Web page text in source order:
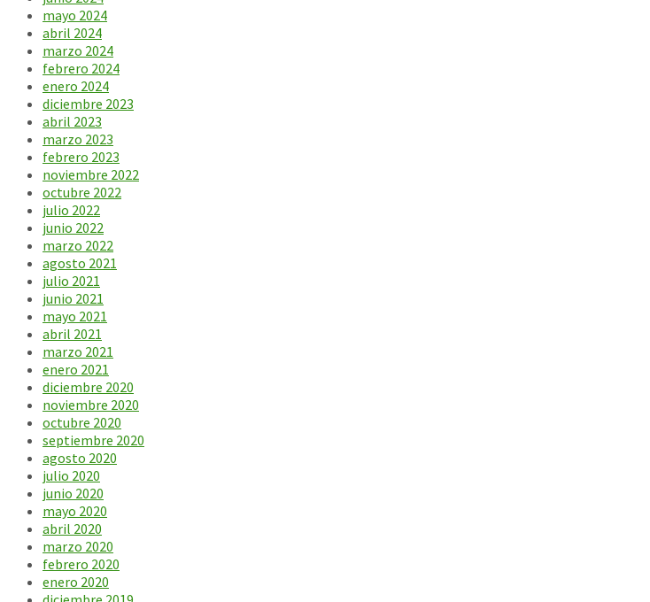
mayo 2024
abril 2024
marzo 2024
febrero 2024
enero 2024
diciembre 2023
abril 2023
marzo 2023
febrero 2023
noviembre 2022
octubre 2022
julio 2022
junio 2022
marzo 2022
agosto 2021
julio 2021
junio 2021
mayo 2021
abril 2021
marzo 2021
enero 2021
diciembre 2020
noviembre 2020
octubre 2020
septiembre 2020
agosto 2020
julio 2020
junio 2020
mayo 2020
abril 2020
marzo 2020
febrero 2020
enero 2020